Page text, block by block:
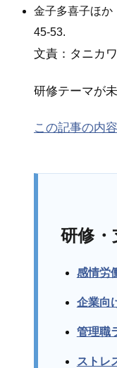
金子多喜子ほか
45-53.
文責：タニカ
研修テーマが
この記事の内
研修
感情労
企業向
管理職
ストレ